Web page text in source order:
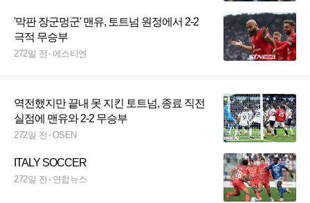
'막판 장군멍군' 맨유, 토트넘 원정에서 2-2
극적 무승부
272일 전 에스티엔
역전했지만 끝내 못 지킨 토트넘, 종료 직전
실점에 맨유와 2-2 무승부
272일 전 OSEN
ITALY SOCCER
272일 전 연합뉴스